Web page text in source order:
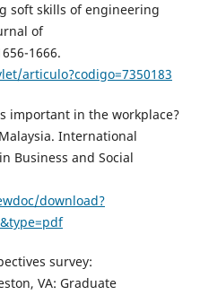
soft skills of engineering
of
1666.
articulo?codigo=7350183
important in the workplace?
International
Business and Social
download?
survey:
VA: Graduate